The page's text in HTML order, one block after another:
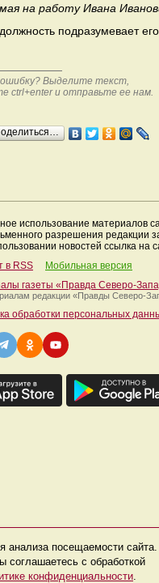
на работу Ивана
подразумевает
Выделите текст,
ctrl+enter и отправьте ее нам.
использование материалов
разрешения редакции
новостей ссылка на
в RSS
Мобильная версия
газеты «Правда Северо-
редакции «Правды Северо-
обработки персональных
анализа посещаемости сайта.
соглашаетесь с обработкой
конфиденциальности.